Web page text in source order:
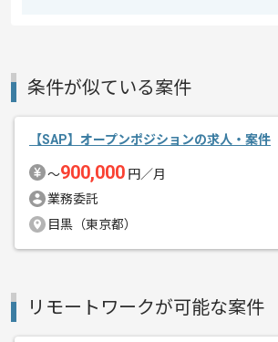
募集人数
エージェントからのコ
メント
ご経験と実績に
条件が似ている案件
【SAP】オープンポジションの求人・案件
〜900,000 円／月
業務委託
目黒（東京都）
リモートワークが可能な案件